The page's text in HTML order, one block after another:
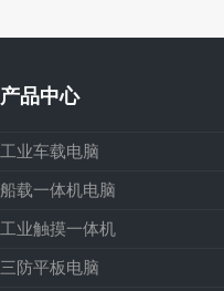
产品中心
工业车载电脑
船载一体机电脑
工业触摸一体机
三防平板电脑